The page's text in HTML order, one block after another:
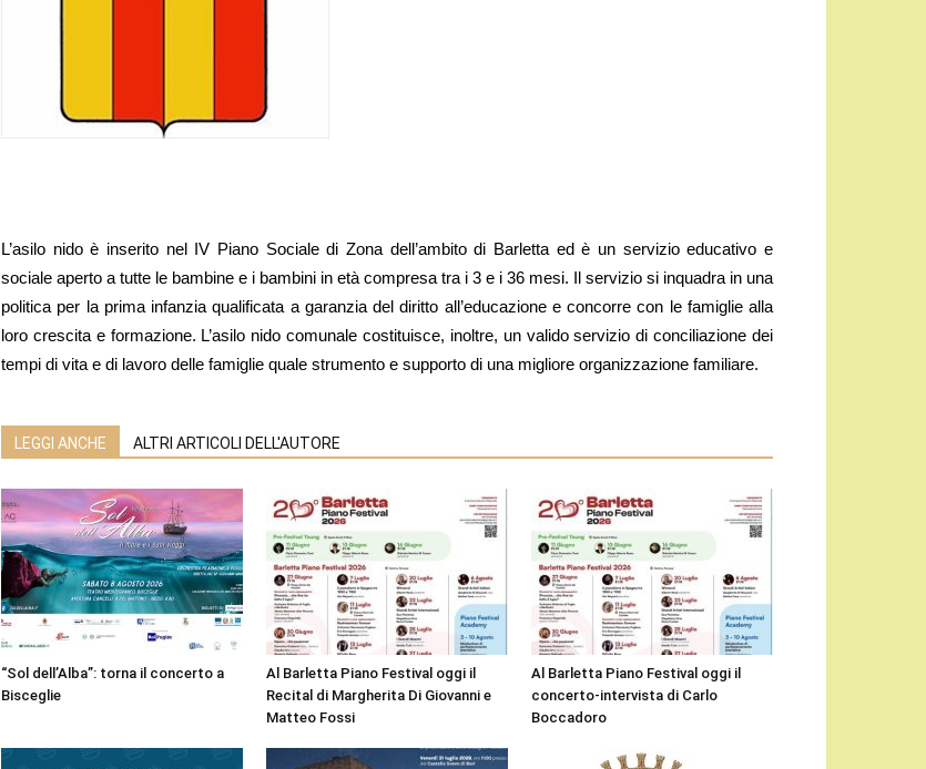
L’asilo nido è inserito nel IV Piano Sociale di Zona dell’ambito di Barletta ed è un servizio educativo e
sociale aperto a tutte le bambine e i bambini in età compresa tra i 3 e i 36 mesi. Il servizio si inquadra in una
politica per la prima infanzia qualificata a garanzia del diritto all’educazione e concorre con le famiglie alla
loro crescita e formazione. L’asilo nido comunale costituisce, inoltre, un valido servizio di conciliazione dei
tempi di vita e di lavoro delle famiglie quale strumento e supporto di una migliore organizzazione familiare.
LEGGI ANCHE ALTRI ARTICOLI DELL'AUTORE
“Sol dell’Alba”: torna il concerto a
Bisceglie
Al Barletta Piano Festival oggi il
Recital di Margherita Di Giovanni e
Matteo Fossi
Al Barletta Piano Festival oggi il
concerto-intervista di Carlo
Boccadoro